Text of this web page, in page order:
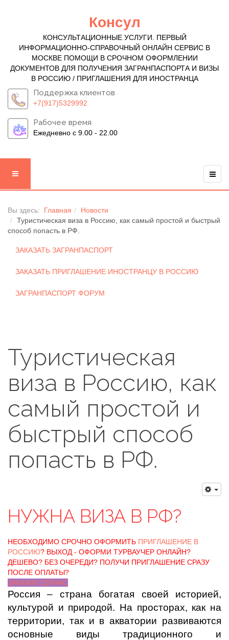
Консул
КОНСУЛЬТАЦИОННЫЕ УСЛУГИ. ПЕРВЫЙ
ИНФОРМАЦИОННО-СПРАВОЧНЫЙ ОНЛАЙН СЕРВИС В
МОСКВЕ ПОМОЩИ В СРОЧНОМ ОФОРМЛЕНИИ
ДОКУМЕНТОВ ДЛЯ ПОЛУЧЕНИЯ ЗАГРАНПАСПОРТА И ВИЗЫ
В РОССИЮ / ПРИГЛАШЕНИЯ ДЛЯ ИНОСТРАНЦА
Поддержка клиентов
+7(917)5329992
Рабочее время
Ежедневно с 9.00 - 22.00
Вы здесь: Главная
Новости
Туристическая виза в Россию, как самый простой и быстрый
способ попасть в РФ.
ЗАКАЗАТЬ ЗАГРАНПАСПОРТ
ЗАКАЗАТЬ ПРИГЛАШЕНИЕ ИНОСТРАНЦУ В РОССИЮ
ЗАГРАНПАСПОРТ ФОРУМ
Туристическая
виза в Россию, как
самый простой и
быстрый способ
попасть в РФ.
НУЖНА ВИЗА В РФ?
НЕОБХОДИМО СРОЧНО ОФОРМИТЬ ПРИГЛАШЕНИЕ В
РОССИЮ? ВЫХОД - ОФОРМИ ТУРВАУЧЕР ОНЛАЙН?
ДЕШЕВО? БЕЗ ОЧЕРЕДИ? ПОЛУЧИ ПРИГЛАШЕНИЕ СРАЗУ
ПОСЛЕ ОПЛАТЫ?
ЗАКАЖИ СЕЙЧАС
Россия – страна богатая своей историей,
культурой и природой. На просторах, как на
территории, так и в акватории развиваются
основные виды традиционного и